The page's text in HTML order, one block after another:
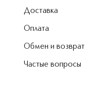
Доставка
Оплата
Обмен и возврат
Частые вопросы